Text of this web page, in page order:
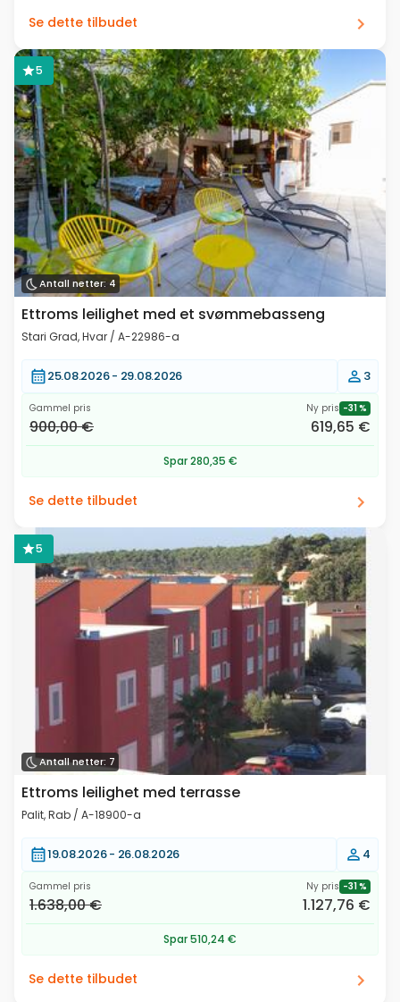
Se dette tilbudet
Antall netter: 4
5
Ettroms leilighet med et svømmebasseng
Stari Grad, Hvar / A-22986-a
25.08.2026 - 29.08.2026 3
Gammel pris
900,00 €
Ny pris -31 %
619,65 €
Spar 280,35 €
Se dette tilbudet
Antall netter: 7
5
Ettroms leilighet med terrasse
Palit, Rab / A-18900-a
19.08.2026 - 26.08.2026 4
Gammel pris
1.638,00 €
Ny pris -31 %
1.127,76 €
Spar 510,24 €
Se dette tilbudet